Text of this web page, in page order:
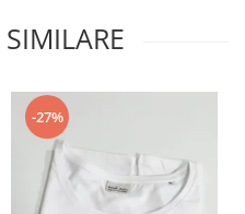
-27%